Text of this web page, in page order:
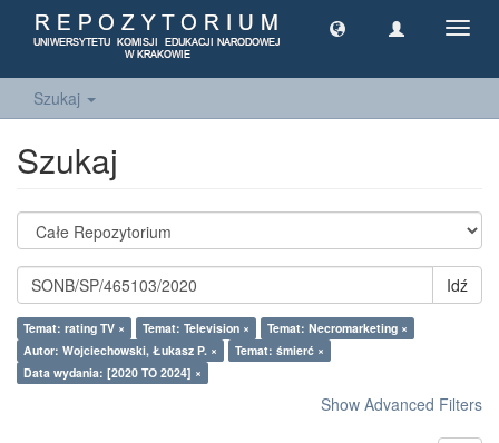
Szukaj
Szukaj
Idź
Temat: rating TV × Temat: Television ×
Temat: Necromarketing ×
Autor: Wojciechowski, Łukasz P. ×
Temat: śmierć ×
Data wydania: [2020 TO 2024] ×
Show Advanced Filters